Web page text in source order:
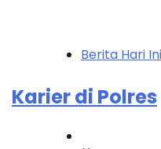
Berita Hari Ini
Karier di Polres